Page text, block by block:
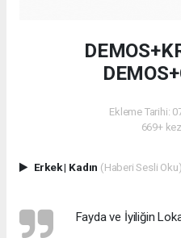
Ekleme Tarihi:
669+
Erkek| Kadın (Haberi Sesli Oku)
Fayda ve İyiliğin